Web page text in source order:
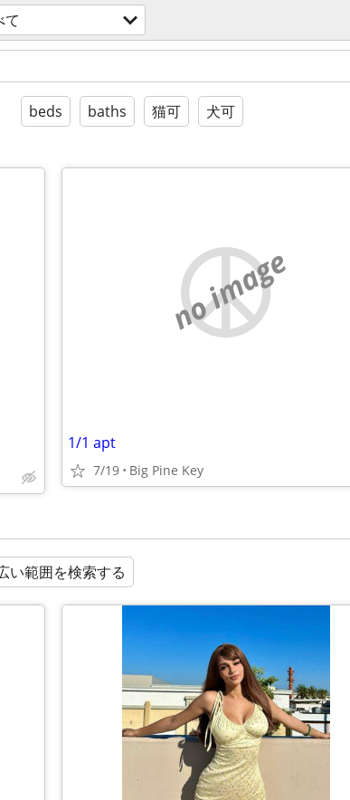
て
beds baths 猫可 犬可
no image
1/1 apt
7/19 Big Pine Key
い範囲を検索する